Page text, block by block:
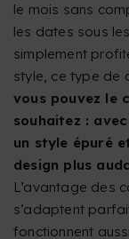
le mois sans
les dates sous
simplement
style, ce type de
vous pouvez le
souhaitez :
un style épuré
design plus
L’avantage des
s’adaptent
fonctionnent